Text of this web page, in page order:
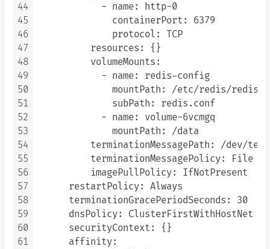
44
45
46
47
48
49
50
51
52
53
54
55
56
57
58
59
60
61
            - name: http-0
              containerPort: 6379
              protocol: TCP
          resources: {}
          volumeMounts:
            - name: redis-config
mountPath: /etc/redis/
              subPath: redis.conf
            - name: volume-6vcmgq
              mountPath: /data
terminationMessagePath: /dev/
          terminationMessagePolicy: File
          imagePullPolicy: IfNotPresent
      restartPolicy: Always
      terminationGracePeriodSeconds: 30
      dnsPolicy: ClusterFirstWithHostNet
      securityContext: {}
      affinity: